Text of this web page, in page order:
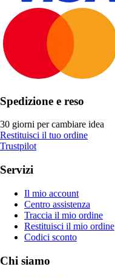
Spedizione e reso
30 giorni per cambiare idea
Restituisci il tuo ordine
Trustpilot
Servizi
Il mio account
Centro assistenza
Traccia il mio ordine
Restituisci il mio ordine
Codici sconto
Chi siamo